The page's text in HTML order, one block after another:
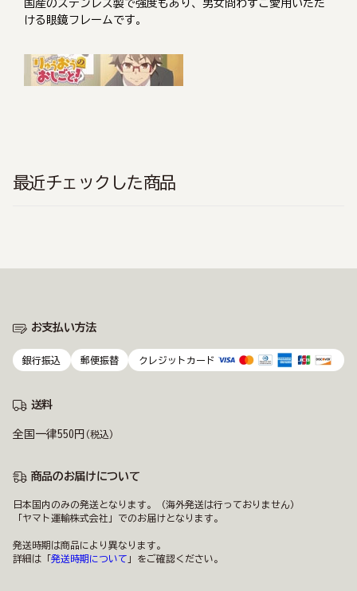
国産のステンレス製で強度もあり、男女問わずご愛用いただ
ける眼鏡フレームです。
最近チェックした商品
お支払い方法
銀行振込 郵便振替 クレジットカード
送料
全国一律550円 (税込)
商品のお届けについて
日本国内のみの発送となります。（海外発送は行っておりません）
「ヤマト運輸株式会社」でのお届けとなります。
発送時期は商品により異なります。
詳細は「 発送時期について 」をご確認ください。